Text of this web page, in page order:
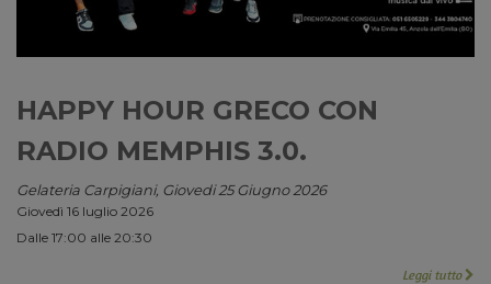
HAPPY HOUR GRECO CON
RADIO MEMPHIS 3.0.
Gelateria Carpigiani, Giovedi 25 Giugno 2026
Giovedì 16 luglio 2026
Dalle 17:00 alle 20:30
Leggi tutto